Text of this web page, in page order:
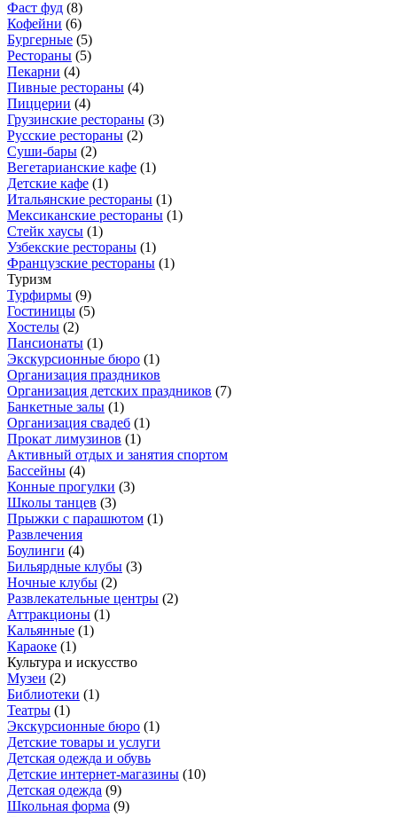
Фаст фуд (8)
Кофейни (6)
Бургерные (5)
Рестораны (5)
Пекарни (4)
Пивные рестораны (4)
Пиццерии (4)
Грузинские рестораны (3)
Русские рестораны (2)
Суши-бары (2)
Вегетарианские кафе (1)
Детские кафе (1)
Итальянские рестораны (1)
Мексиканские рестораны (1)
Стейк хаусы (1)
Узбекские рестораны (1)
Французские рестораны (1)
Туризм
Турфирмы (9)
Гостиницы (5)
Хостелы (2)
Пансионаты (1)
Экскурсионные бюро (1)
Организация праздников
Организация детских праздников (7)
Банкетные залы (1)
Организация свадеб (1)
Прокат лимузинов (1)
Активный отдых и занятия спортом
Бассейны (4)
Конные прогулки (3)
Школы танцев (3)
Прыжки с парашютом (1)
Развлечения
Боулинги (4)
Бильярдные клубы (3)
Ночные клубы (2)
Развлекательные центры (2)
Аттракционы (1)
Кальянные (1)
Караоке (1)
Культура и искусство
Музеи (2)
Библиотеки (1)
Театры (1)
Экскурсионные бюро (1)
Детские товары и услуги
Детская одежда и обувь
Детские интернет-магазины (10)
Детская одежда (9)
Школьная форма (9)